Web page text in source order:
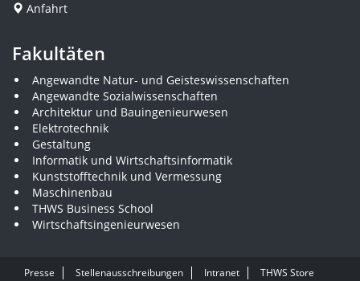
Anfahrt
Fakultäten
Angewandte Natur- und Geisteswissenschaften
Angewandte Sozialwissenschaften
Architektur und Bauingenieurwesen
Elektrotechnik
Gestaltung
Informatik und Wirtschaftsinformatik
Kunststofftechnik und Vermessung
Maschinenbau
THWS Business School
Wirtschaftsingenieurwesen
Presse Stellenausschreibungen Intranet THWS Store